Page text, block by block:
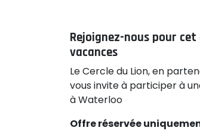
Rejoignez-nous pour
vacances
Le Cercle du Lion, en
vous invite à participer à
à Waterloo
Offre réservée